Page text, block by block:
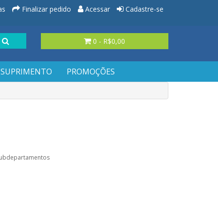
Finalizar pedido Acessar Cadastre-se
0 - R$0,00
SUPRIMENTO PROMOÇÕES